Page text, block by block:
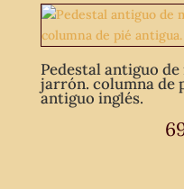
Pedestal antiguo
jarrón. columna de
antiguo inglés.